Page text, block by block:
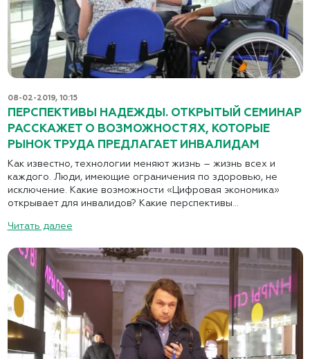
08-02-2019, 10:15
ПЕРСПЕКТИВЫ НАДЕЖДЫ. ОТКРЫТЫЙ СЕМИНАР
РАССКАЖЕТ О ВОЗМОЖНОСТЯХ, КОТОРЫЕ
РЫНОК ТРУДА ПРЕДЛАГАЕТ ИНВАЛИДАМ
Как известно, технологии меняют жизнь – жизнь всех и
каждого. Люди, имеющие ограничения по здоровью, не
исключение. Какие возможности «Цифровая экономика»
открывает для инвалидов? Какие перспективы...
Читать далее